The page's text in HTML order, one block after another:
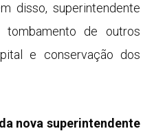
disso, superintendente
de outros
e conservação dos
nova superintendente